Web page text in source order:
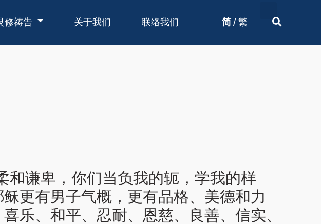
修祷告 关于我们 联络我们 简 / 繁
和谦卑，你们当负我的轭，学我的样
更有男子气概，更有品格、美德和力
乐、和平、忍耐、恩慈、良善、信实、